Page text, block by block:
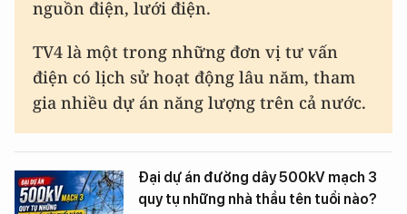
nguồn điện, lưới điện.
TV4 là một trong những đơn vị tư vấn
điện có lịch sử hoạt động lâu năm, tham
gia nhiều dự án năng lượng trên cả nước.
Đại dự án đường dây 500kV mạch 3
quy tụ những nhà thầu tên tuổi nào?